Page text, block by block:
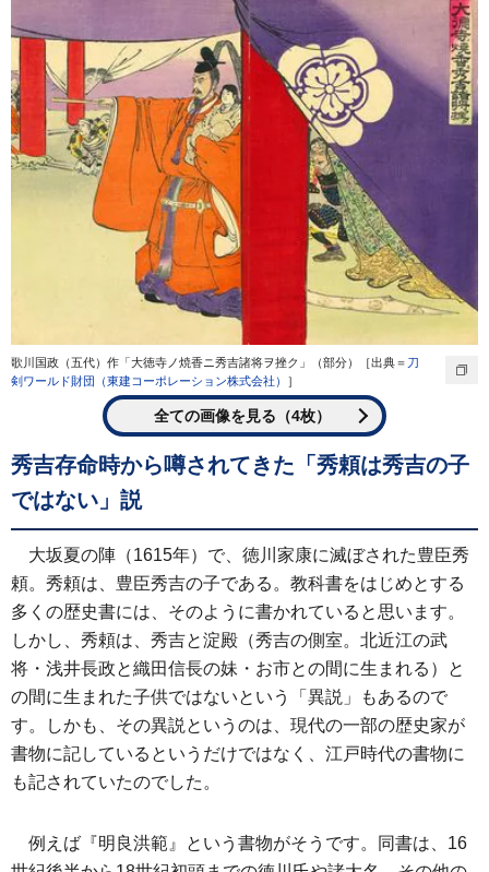
歌川国政（五代）作「大徳寺ノ焼香ニ秀吉諸将ヲ挫ク」（部分）［出典＝ 刀
剣ワールド財団（東建コーポレーション株式会社） ］
全ての画像を見る（4枚）
秀吉存命時から噂されてきた「秀頼は秀吉の子
ではない」説
大坂夏の陣（1615年）で、徳川家康に滅ぼされた豊臣秀
頼。秀頼は、豊臣秀吉の子である。教科書をはじめとする
多くの歴史書には、そのように書かれていると思います。
しかし、秀頼は、秀吉と淀殿（秀吉の側室。北近江の武
将・浅井長政と織田信長の妹・お市との間に生まれる）と
の間に生まれた子供ではないという「異説」もあるので
す。しかも、その異説というのは、現代の一部の歴史家が
書物に記しているというだけではなく、江戸時代の書物に
も記されていたのでした。
例えば『明良洪範』という書物がそうです。同書は、16